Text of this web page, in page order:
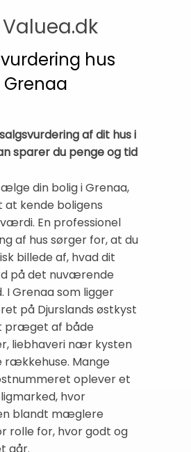
Valuea.dk
hus
Grenaa
af dit hus i
sparer du penge og tid
din bolig i Grenaa,
kende boligens
En professionel
af hus sørger for, at du
billede af, hvad dit
på det nuværende
I Grenaa som ligger
på Djurslands østkyst
præget af både
liebhaveri nær kysten
rækkehuse. Mange
oplever et
hvor
blandt mæglere
rolle for, hvor godt og
går.